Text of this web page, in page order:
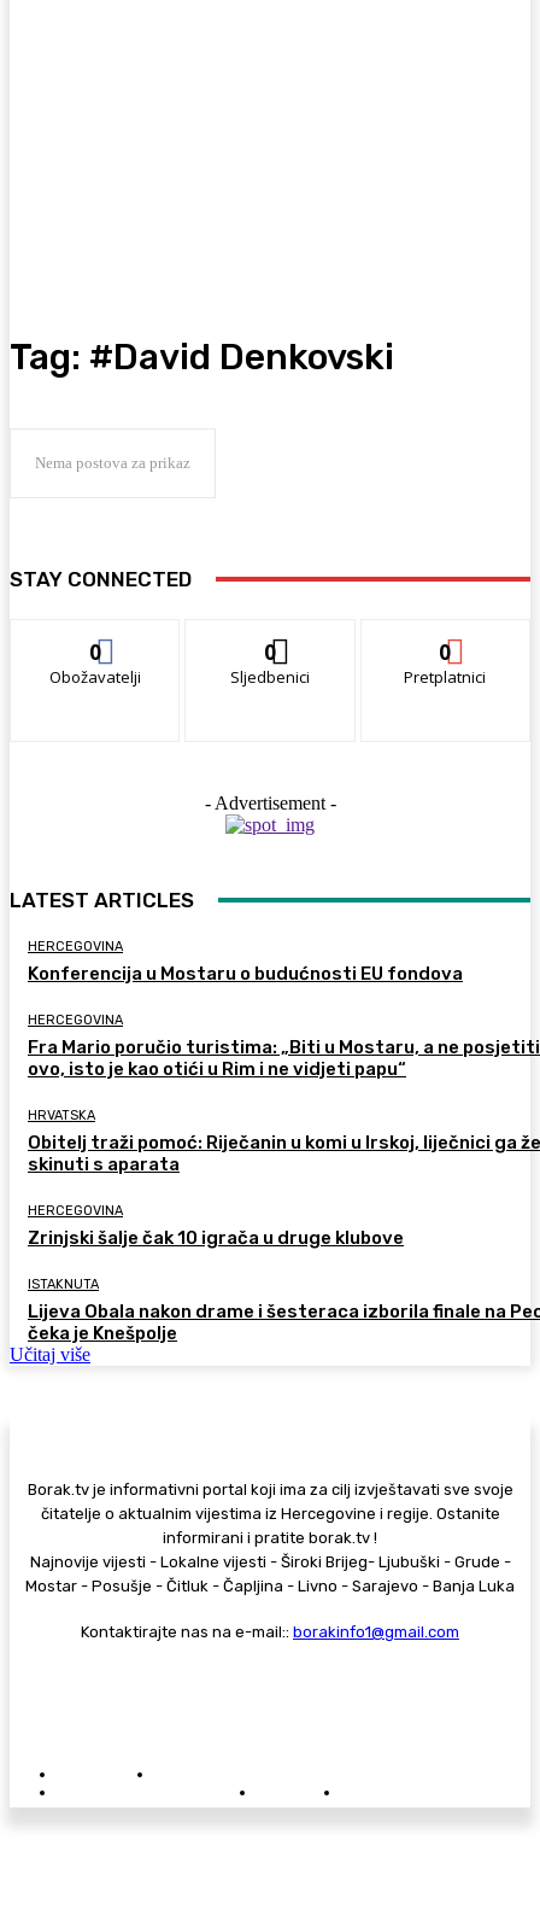
Tag: #David Denkovski
Nema postova za prikaz
STAY CONNECTED
0
Obožavatelji
0
Sljedbenici
0
Pretplatnici
- Advertisement -
LATEST ARTICLES
HERCEGOVINA
Konferencija u Mostaru o budućnosti EU fondova
HERCEGOVINA
Fra Mario poručio turistima: „Biti u Mostaru, a ne posjetiti
ovo, isto je kao otići u Rim i ne vidjeti papu“
HRVATSKA
Obitelj traži pomoć: Riječanin u komi u Irskoj, liječnici ga
skinuti s aparata
HERCEGOVINA
Zrinjski šalje čak 10 igrača u druge klubove
ISTAKNUTA
Lijeva Obala nakon drame i šesteraca izborila finale na
čeka je Knešpolje
Učitaj više
Borak.tv je informativni portal koji ima za cilj izvještavati sve svoje
čitatelje o aktualnim vijestima iz Hercegovine i regije. Ostanite
informirani i pratite borak.tv !
Najnovije vijesti - Lokalne vijesti - Široki Brijeg- Ljubuški - Grude -
Mostar - Posušje - Čitluk - Čapljina - Livno - Sarajevo - Banja Luka
Kontaktirajte nas na e-mail:: borakinfo1@gmail.com